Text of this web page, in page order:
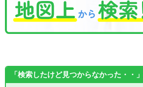
「検索したけど見つからなかった・・」